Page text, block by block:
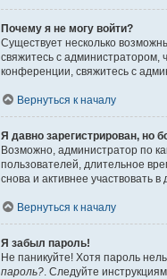
Почему я не могу войти?
Существует несколько
свяжитесь с администратором,
конференции, свяжитесь с
Вернуться к началу
Я давно зарегистрирован, но
Возможно, администратор по
пользователей, длительное
снова и активнее участвовать в
Вернуться к началу
Я забыл пароль!
Не паникуйте! Хотя пароль
пароль?. Следуйте